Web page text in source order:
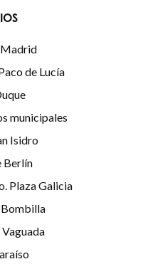
de Lucía
municipales
Isidro
Berlín
Plaza Galicia
Bombilla